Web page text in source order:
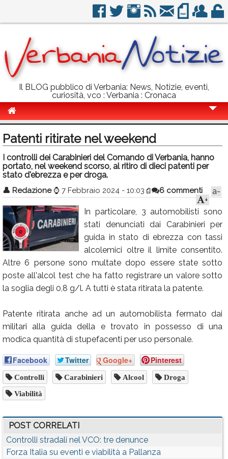
Il BLOG pubblico di Verbania: News, Notizie, eventi,
curiosità, vco : Verbania : Cronaca
Politica
Sport
Eventi
Info Utili
Rubriche
Calendario
Annunci
Patenti ritirate nel weekend
I controlli dei Carabinieri del Comando di Verbania, hanno
portato, nel weekend scorso, al ritiro di dieci patenti per
stato d'ebrezza e per droga.
👤 Redazione ⌚ 7 Febbraio 2024 - 10:03 6 commenti
a-
+
In particolare, 3 automobilisti sono
stati denunciati dai Carabinieri per
guida in stato di ebrezza con tassi
alcolemici oltre il limite consentito.
Altre 6 persone sono multate dopo essere state sotto
poste all'alcol test che ha fatto registrare un valore sotto
la soglia degli 0,8 g/l. A tutti è stata ritirata la patente.
Patente ritirata anche ad un automobilista fermato dai
militari alla guida della e trovato in possesso di una
modica quantità di stupefacenti per uso personale.
Facebook Twitter Google+ Pinterest
Controlli Carabinieri Alcool Droga
Viabilità
POST CORRELATI
Controlli stradali nel VCO: tre denunce
Forza Italia su eventi e viabilità a Pallanza